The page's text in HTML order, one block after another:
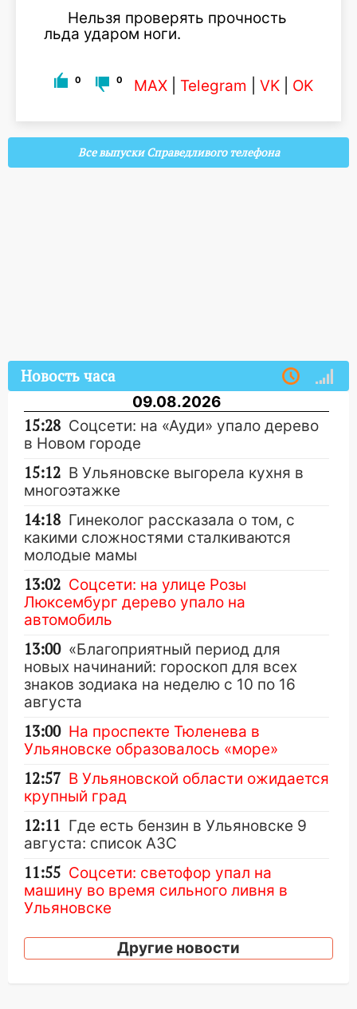
Нельзя проверять прочность
льда ударом ноги.
0 0 MAX Telegram VK OK
Все выпуски Справедливого телефона
Новость часа
09.08.2026
15:28 Соцсети: на «Ауди» упало дерево
в Новом городе
15:12 В Ульяновске выгорела кухня в
многоэтажке
14:18 Гинеколог рассказала о том, с
какими сложностями сталкиваются
молодые мамы
13:02 Соцсети: на улице Розы
Люксембург дерево упало на
автомобиль
13:00 «Благоприятный период для
новых начинаний: гороскоп для всех
знаков зодиака на неделю с 10 по 16
августа
13:00 На проспекте Тюленева в
Ульяновске образовалось «море»
12:57 В Ульяновской области ожидается
крупный град
12:11 Где есть бензин в Ульяновске 9
августа: список АЗС
11:55 Соцсети: светофор упал на
машину во время сильного ливня в
Ульяновске
11:00 В Ульяновской области люди в
СНТ сидят без светаДругие новости